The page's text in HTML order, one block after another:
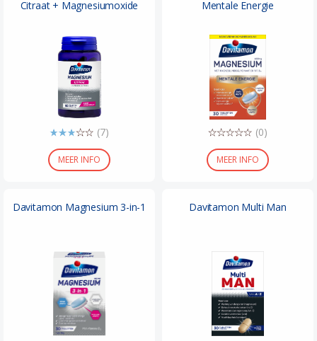
Citraat + Magnesiumoxide
MEER INFO
(7)
Mentale Energie
MEER INFO
(0)
Davitamon Magnesium 3-in-1 Davitamon Multi Man